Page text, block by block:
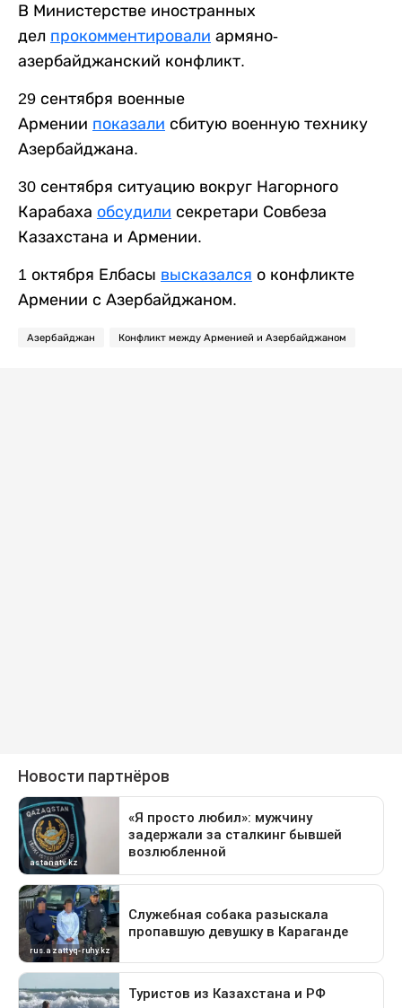
В Министерстве иностранных
дел прокомментировали армяно-
азербайджанский конфликт.
29 сентября военные
Армении показали сбитую военную технику
Азербайджана.
30 сентября ситуацию вокруг Нагорного
Карабаха обсудили секретари Совбеза
Казахстана и Армении.
1 октября Елбасы высказался о конфликте
Армении с Азербайджаном.
Азербайджан Конфликт между Арменией и Азербайджаном